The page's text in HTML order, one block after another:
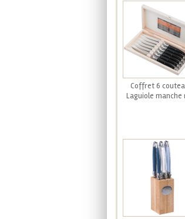
Coffret 6
Laguiole manche